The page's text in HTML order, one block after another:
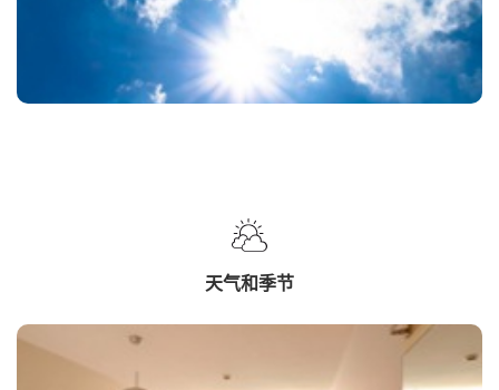
天气和季节